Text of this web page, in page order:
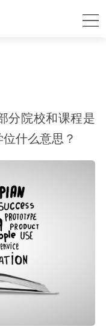
分院校和课程是
什么意思？